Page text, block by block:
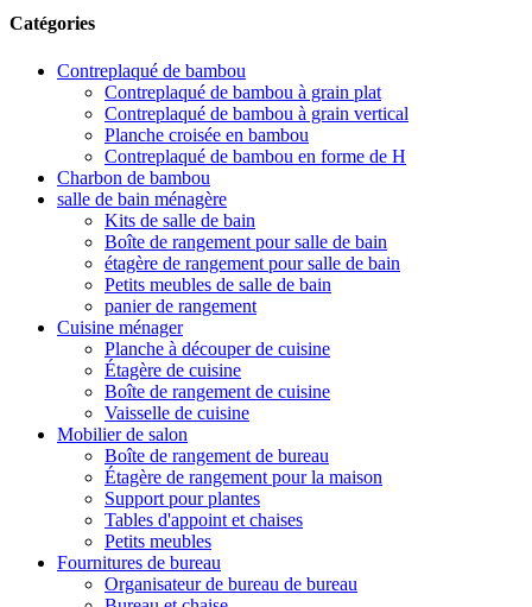
Catégories
Contreplaqué de bambou
Contreplaqué de bambou à grain plat
Contreplaqué de bambou à grain vertical
Planche croisée en bambou
Contreplaqué de bambou en forme de H
Charbon de bambou
salle de bain ménagère
Kits de salle de bain
Boîte de rangement pour salle de bain
étagère de rangement pour salle de bain
Petits meubles de salle de bain
panier de rangement
Cuisine ménager
Planche à découper de cuisine
Étagère de cuisine
Boîte de rangement de cuisine
Vaisselle de cuisine
Mobilier de salon
Boîte de rangement de bureau
Étagère de rangement pour la maison
Support pour plantes
Tables d'appoint et chaises
Petits meubles
Fournitures de bureau
Organisateur de bureau de bureau